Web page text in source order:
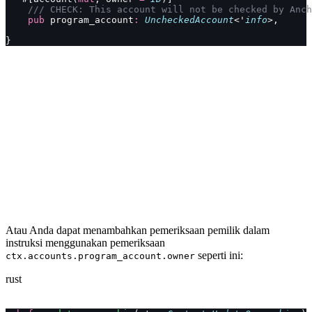
/// CHECK: This account will not be checked by
    pub
program_account : UncheckedAccount<' info>,
}
Atau Anda dapat menambahkan pemeriksaan pemilik dalam
instruksi menggunakan pemeriksaan
ctx.accounts.program_account.owner seperti ini:
rust